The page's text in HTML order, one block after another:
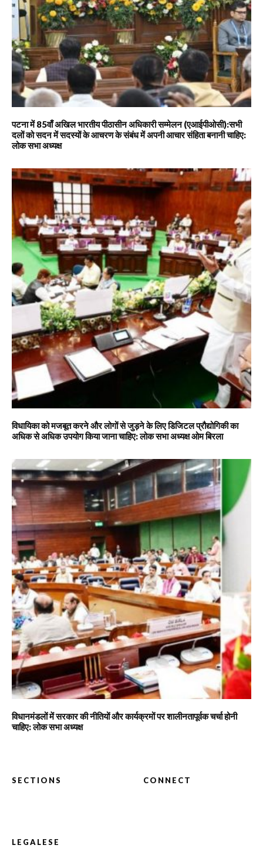
पटना में 85वाँ अखिल भारतीय पीठासीन अधिकारी सम्मेलन (एआईपीओसी):सभी
दलों को सदन में सदस्यों के आचरण के संबंध में अपनी आचार संहिता बनानी चाहिए:
लोक सभा अध्यक्ष
विधायिका को मजबूत करने और लोगों से जुड़ने के लिए डिजिटल प्रौद्योगिकी का
अधिक से अधिक उपयोग किया जाना चाहिए: लोक सभा अध्यक्ष ओम बिरला
विधानमंडलों में सरकार की नीतियों और कार्यक्रमों पर शालीनतापूर्वक चर्चा होनी
चाहिए: लोक सभा अध्यक्ष
SECTIONS CONNECT
LEGALESE